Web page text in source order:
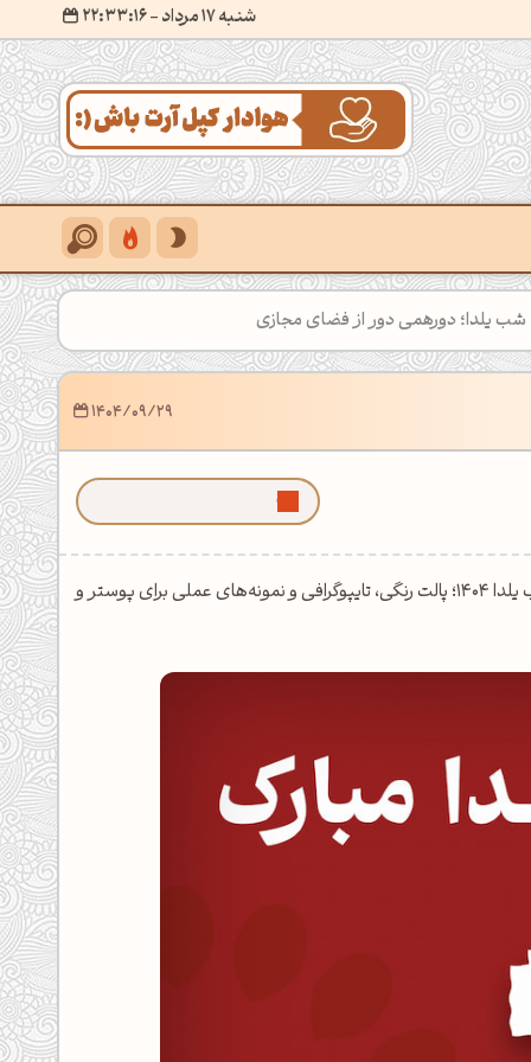
شنبه 17 مرداد - ۲۲:۳۳:۱۸
شب یلدا؛ دورهمی دور از فضای مجازی
1404/09/29
ما رو توی گوگل بیشتر ببین!
جذاب‌ترین ایده‌ها و نکات خلاقانه برای طراحی گرافیک مفهومی ویژه شب یلدا ۱۴۰۴؛ پالت رنگی، تایپوگرافی و نمونه‌های عملی برای پوستر و